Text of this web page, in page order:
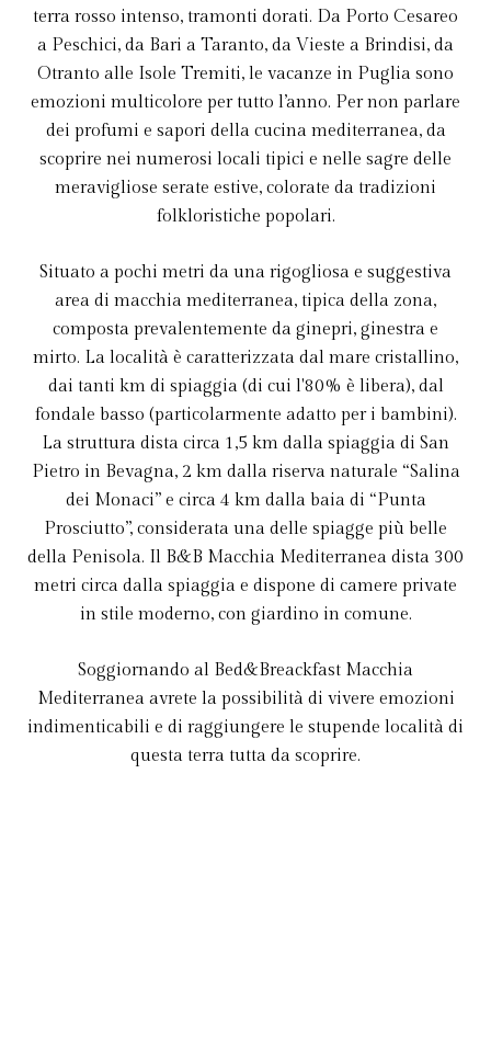
terra rosso intenso, tramonti dorati. Da Porto Cesareo
a Peschici, da Bari a Taranto, da Vieste a Brindisi, da
Otranto alle Isole Tremiti, le vacanze in Puglia sono
emozioni multicolore per tutto l’anno. Per non parlare
dei profumi e sapori della cucina mediterranea, da
scoprire nei numerosi locali tipici e nelle sagre delle
meravigliose serate estive, colorate da tradizioni
folkloristiche popolari.
Situato a pochi metri da una rigogliosa e suggestiva
area di macchia mediterranea, tipica della zona,
composta prevalentemente da ginepri, ginestra e
mirto. La località è caratterizzata dal mare cristallino,
dai tanti km di spiaggia (di cui l'80% è libera), dal
fondale basso (particolarmente adatto per i bambini).
La struttura dista circa 1,5 km dalla spiaggia di San
Pietro in Bevagna, 2 km dalla riserva naturale “Salina
dei Monaci” e circa 4 km dalla baia di “Punta
Prosciutto”, considerata una delle spiagge più belle
della Penisola. Il B&B Macchia Mediterranea dista 300
metri circa dalla spiaggia e dispone di camere private
in stile moderno, con giardino in comune.
Soggiornando al Bed&Breackfast Macchia
Mediterranea avrete la possibilità di vivere emozioni
indimenticabili e di raggiungere le stupende località di
questa terra tutta da scoprire.